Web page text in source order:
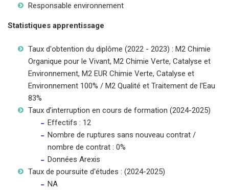
Responsable environnement
Statistiques apprentissage
Taux d'obtention du diplôme (2022 - 2023) : M2 Chimie
Organique pour le Vivant, M2 Chimie Verte, Catalyse et
Environnement, M2 EUR Chimie Verte, Catalyse et
Environnement 100% / M2 Qualité et Traitement de l'Eau
83%
Taux d’interruption en cours de formation (2024-2025)
Effectifs : 12
Nombre de ruptures sans nouveau contrat /
nombre de contrat : 0%
Données Arexis
Taux de poursuite d'études : (2024-2025)
NA